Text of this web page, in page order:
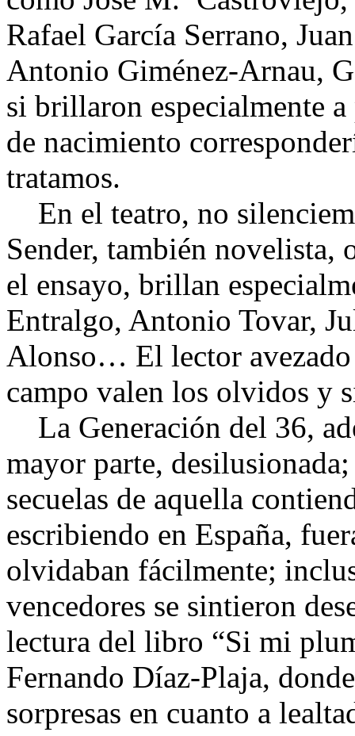
Rafael García Serrano,
Antonio Giménez-Arnau,
si brillaron especialmente
de nacimiento
tratamos.
En el teatro, no
Sender, también novelista,
el ensayo, brillan
Entralgo, Antonio Tovar,
Alonso… El lector avezado
campo valen los olvidos y
La Generación del 36,
mayor parte,
secuelas de aquella
escribiendo en España,
olvidaban fácilmente;
vencedores se sintieron
lectura del libro “Si mi
Fernando Díaz-Plaja,
sorpresas en cuanto a